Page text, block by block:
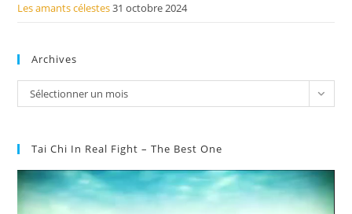
Les amants célestes31 octobre 2024
Archives
Archives
Sélectionner un mois
Tai Chi In Real Fight – The Best One
Lecteur
vidéo